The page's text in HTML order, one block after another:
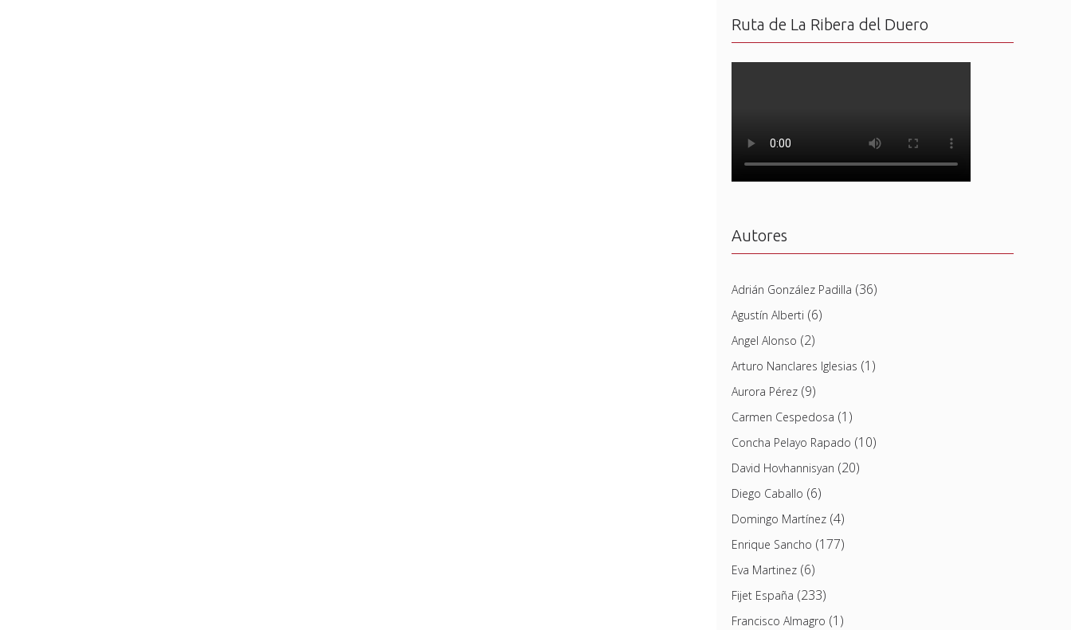
Ruta de La Ribera del Duero
Autores
Adrián González Padilla (36)
Agustín Alberti (6)
Angel Alonso (2)
Arturo Nanclares Iglesias (1)
Aurora Pérez(9)
Carmen Cespedosa (1)
Concha Pelayo Rapado (10)
David Hovhannisyan (20)
Diego Caballo (6)
Domingo Martínez(4)
Enrique Sancho (177)
Eva Martinez(6)
Fijet España (233)
Francisco Almagro (1)